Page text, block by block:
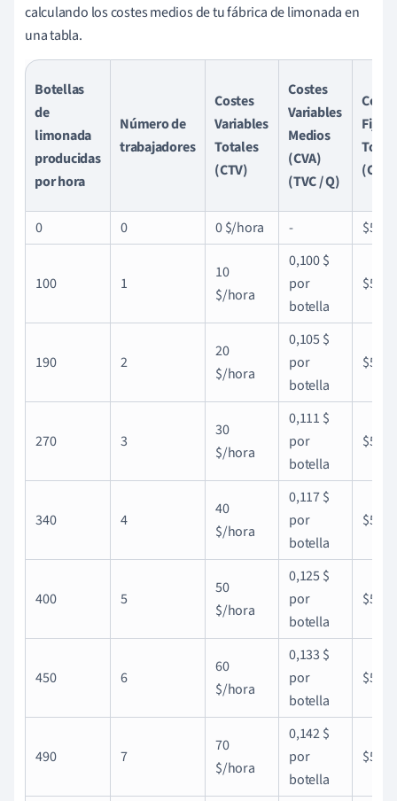
calculando los costes medios de tu fábrica de limonada en
una tabla.
Botellas
de
limonada
producidas
por hora
Número de
trabajadores
Costes
Variables
Totales
(CTV)
Costes
Variables
Medios
(CVA)
(TVC / Q)
Fijos
(CFT)
0 0 0 $/hora - $50
100 1
10
$/hora
0,100 $
por
botella
$50
190 2
20
$/hora
0,105 $
por
botella
$50
270 3
30
$/hora
0,111 $
por
botella
$50
340 4
40
$/hora
0,117 $
por
botella
$50
400 5
50
$/hora
0,125 $
por
botella
$50
450 6
60
$/hora
0,133 $
por
botella
$50
490 7
70
$/hora
0,142 $
por
botella
$50